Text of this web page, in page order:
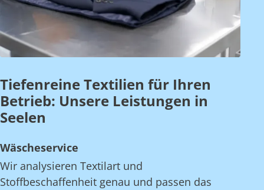
Tiefenreine Textilien für Ihren
Betrieb: Unsere Leistungen in
Seelen
Wäscheservice
Wir analysieren Textilart und
Stoffbeschaffenheit genau und passen das